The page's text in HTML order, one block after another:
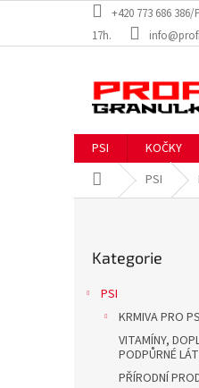
obsah
+420 773 686
17h.
PSI KOČKY
Domů PSI
kategorie
Kategorie
PSI
KRMIVA PRO
VITAMÍNY,
PODPŮRNÉ
PŘÍRODNÍ